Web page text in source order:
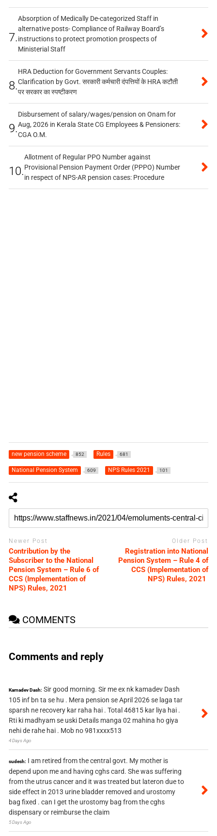
7.
Absorption of Medically De-categorized Staff in
alternative posts- Compliance of Railway Board’s
instructions to protect promotion prospects of
Ministerial Staff
8.
HRA Deduction for Government Servants Couples:
Clarification by Govt. सरकारी कर्मचारी दंपत्तियों के HRA कटौती
पर सरकार का स्पष्टीकरण
9.
Disbursement of salary/wages/pension on Onam for
Aug, 2026 in Kerala State CG Employees & Pensioners:
CGA O.M.
10.
Allotment of Regular PPO Number against
Provisional Pension Payment Order (PPPO) Number
in respect of NPS-AR pension cases: Procedure
new pension scheme 852 Rules 681
National Pension System 609 NPS Rules 2021 101
Newer Post
Contribution by the
Subscriber to the National
Pension System – Rule 6 of
CCS (Implementation of
NPS) Rules, 2021
Older Post
Registration into National
Pension System – Rule 4 of
CCS (Implementation of
NPS) Rules, 2021
COMMENTS
Comments and reply
Kamadev Dash: Sir good morning. Sir me ex nk kamadev Dash
105 inf bn ta se hu . Mera pension se April 2026 se laga tar
sparsh ne recovery kar raha hai . Total 46815 kar liya hai .
Rti ki madhyam se uski Details manga 02 mahina ho giya
nehi de rahe hai . Mob no 981xxxx513
4 Days Ago
sudesh: I am retired from the central govt. My mother is
depend upon me and having cghs card. She was suffering
from the utrus cancer and it was treated but lateron due to
side effect in 2013 urine bladder removed and urostomy
bag fixed . can I get the urostomy bag from the cghs
dispensary or reimburse the claim
5 Days Ago